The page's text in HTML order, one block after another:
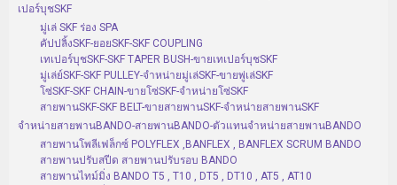
เปอร์บุชSKF
มู่เล่ SKF ร่อง SPA
คัปปลิ้งSKF-ยอยSKF-SKF COUPLING
เทเปอร์บุชSKF-SKF TAPER BUSH-ขายเทเปอร์บุชSKF
มู่เล่ย์SKF-SKF PULLEY-จำหน่ายมู่เล่SKF-ขายพู่เล่SKF
โซ่SKF-SKF CHAIN-ขายโซ่SKF-จำหน่ายโซ่SKF
สายพานSKF-SKF BELT-ขายสายพานSKF-จำหน่ายสายพานSKF
จำหน่ายสายพานBANDO-สายพานBANDO-ตัวแทนจำหน่ายสายพานBANDO
สายพานโพลีเฟล็กซ์ POLYFLEX ,BANFLEX , BANFLEX SCRUM BANDO
สายพานปรับสปีด สายพานปรับรอบ BANDO
สายพานไทม์มิ่ง BANDO T5 , T10 , DT5 , DT10 , AT5 , AT10